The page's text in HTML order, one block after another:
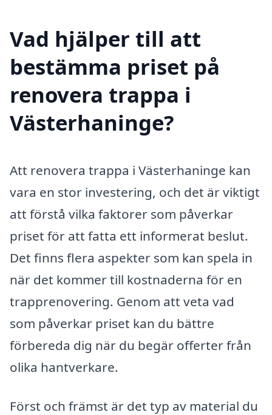
Vad hjälper till att
bestämma priset på
renovera trappa i
Västerhaninge?
Att renovera trappa i Västerhaninge kan
vara en stor investering, och det är viktigt
att förstå vilka faktorer som påverkar
priset för att fatta ett informerat beslut.
Det finns flera aspekter som kan spela in
när det kommer till kostnaderna för en
trapprenovering. Genom att veta vad
som påverkar priset kan du bättre
förbereda dig när du begär offerter från
olika hantverkare.
Först och främst är det typ av material du